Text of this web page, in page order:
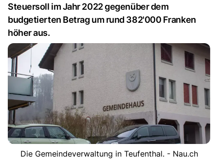
Steuersoll im Jahr 2022 gegenüber dem
budgetierten Betrag um rund 382'000 Franken
höher aus.
Die Gemeindeverwaltung in Teufenthal. - Nau.ch